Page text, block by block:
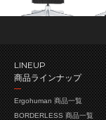
LINEUP
商品ラインナップ
Ergohuman 商品一覧
BORDERLESS 商品一覧